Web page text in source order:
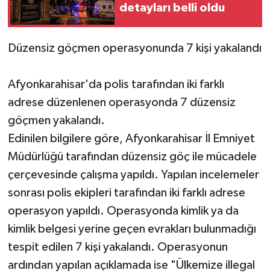
detayları belli oldu
Düzensiz göçmen operasyonunda 7 kişi yakalandı
Afyonkarahisar'da polis tarafından iki farklı
adrese düzenlenen operasyonda 7 düzensiz
göçmen yakalandı.
Edinilen bilgilere göre, Afyonkarahisar İl Emniyet
Müdürlüğü tarafından düzensiz göç ile mücadele
çerçevesinde çalışma yapıldı. Yapılan incelemeler
sonrası polis ekipleri tarafından iki farklı adrese
operasyon yapıldı. Operasyonda kimlik ya da
kimlik belgesi yerine geçen evrakları bulunmadığı
tespit edilen 7 kişi yakalandı. Operasyonun
ardından yapılan açıklamada ise "Ülkemize illegal